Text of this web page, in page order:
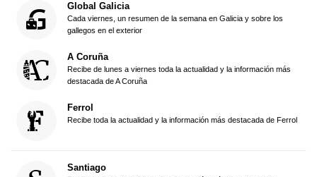
Global Galicia
Cada viernes, un resumen de la semana en Galicia y sobre los
gallegos en el exterior
A Coruña
Recibe de lunes a viernes toda la actualidad y la información más
destacada de A Coruña
Ferrol
Recibe toda la actualidad y la información más destacada de Ferrol
Santiago